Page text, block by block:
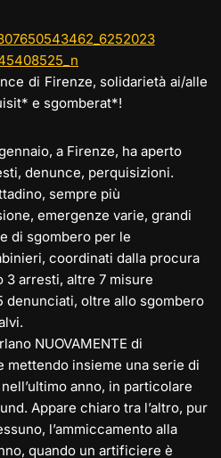
e
b
o
o
k
l
y
Li vi
di Firenze, solidarietà ai/alle
e sgomberat*!
a Firenze, ha aperto
denunce, perquisizioni.
sempre più
emergenze varie, grandi
di sgombero per le
coordinati dalla procura
3 arresti, altre 7 misure
denunciati, oltre allo sgombero
NUOVAMENTE di
mettendo insieme una serie di
anno, in particolare
Appare chiaro tra l’altro, pur
l’ammiccamento alla
quando un artificiere è